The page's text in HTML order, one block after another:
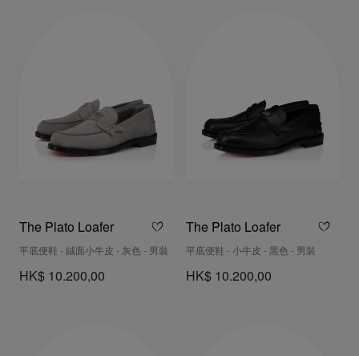
The Plato Loafer
平底便鞋 - 絨面小牛皮 - 灰色 - 男裝
HK$ 10.200,00
The Plato Loafer
平底便鞋 - 小牛皮 - 黑色 - 男裝
HK$ 10.200,00